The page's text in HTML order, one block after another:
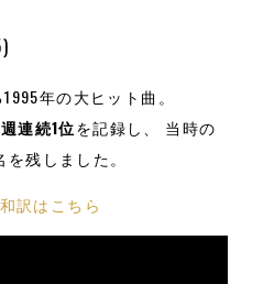
年の大ヒット曲。
連続1位を記録し、 当時の
残しました。
訳はこちら